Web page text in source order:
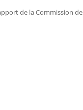
de la Commission